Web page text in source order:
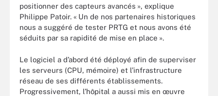
positionner des capteurs avancés », explique
Philippe Patoir. « Un de nos partenaires historiques
nous a suggéré de tester PRTG et nous avons été
séduits par sa rapidité de mise en place ».
Le logiciel a d’abord été déployé afin de superviser
les serveurs (CPU, mémoire) et l’infrastructure
réseau de ses différents établissements.
Progressivement, l’hôpital a aussi mis en œuvre